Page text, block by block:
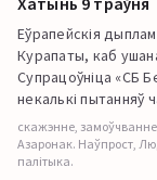
Еўрапейскія
Курапаты, каб
Супрацоўніца «СБ
некалькі пытанняў
скажэнне,
Азаронак. Наўпрост,
палітыка.